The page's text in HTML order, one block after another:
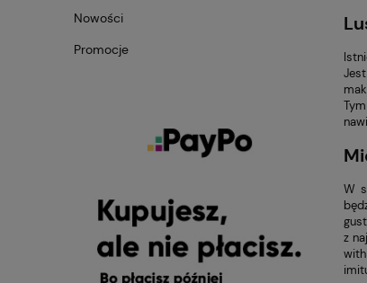
Nowości
Promocje
W
z